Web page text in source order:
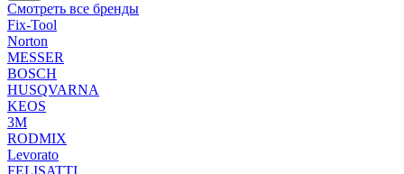
Смотреть все бренды
Fix-Tool
Norton
MESSER
BOSCH
HUSQVARNA
KEOS
3М
RODMIX
Levorato
FELISATTI